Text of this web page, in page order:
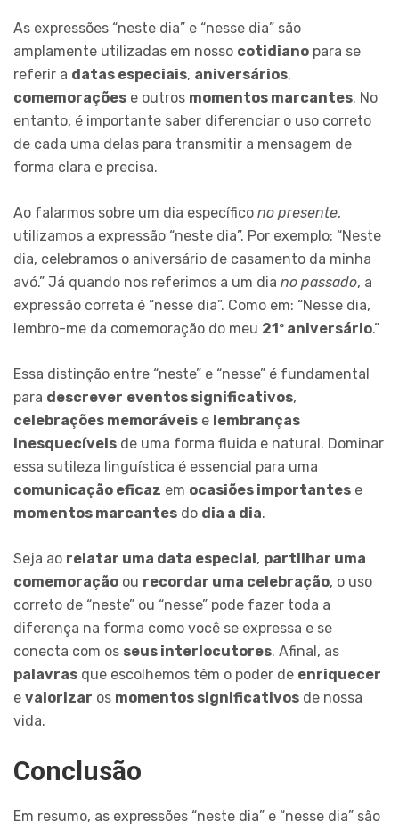
As expressões “neste dia” e “nesse dia” são
amplamente utilizadas em nosso cotidiano para se
referir a datas especiais, aniversários,
comemorações e outros momentos marcantes. No
entanto, é importante saber diferenciar o uso correto
de cada uma delas para transmitir a mensagem de
forma clara e precisa.
Ao falarmos sobre um dia específico no presente,
utilizamos a expressão “neste dia”. Por exemplo: “Neste
dia, celebramos o aniversário de casamento da minha
avó.” Já quando nos referimos a um dia no passado, a
expressão correta é “nesse dia”. Como em: “Nesse dia,
lembro-me da comemoração do meu 21º aniversário.”
Essa distinção entre “neste” e “nesse” é fundamental
para descrever eventos significativos,
celebrações memoráveis e lembranças
inesquecíveis de uma forma fluida e natural. Dominar
essa sutileza linguística é essencial para uma
comunicação eficaz em ocasiões importantes e
momentos marcantes do dia a dia.
Seja ao relatar uma data especial , partilhar uma
comemoração ou recordar uma celebração, o uso
correto de “neste” ou “nesse” pode fazer toda a
diferença na forma como você se expressa e se
conecta com os seus interlocutores. Afinal, as
palavras que escolhemos têm o poder de enriquecer
e valorizar os momentos significativos de nossa
vida.
Conclusão
Em resumo, as expressões “neste dia” e “nesse dia” são